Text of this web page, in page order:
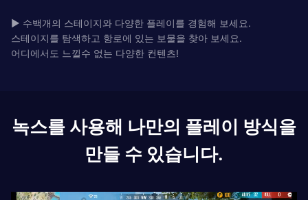
▶ 수백개의 스테이지와 다양한 플레이를 경험해 보세요.
스테이지를 탐색하고 항로에 있는 보물을 찾아 보세요.
어디에서도 느낄수 없는 다양한 컨텐츠!
녹스를 사용해 나만의 플레이 방식을
만들 수 있습니다.